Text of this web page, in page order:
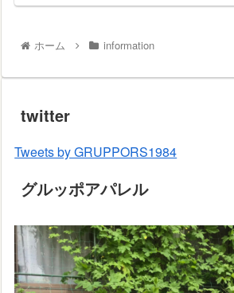
ホーム information
twitter
Tweets by GRUPPORS1984
グルッポアパレル